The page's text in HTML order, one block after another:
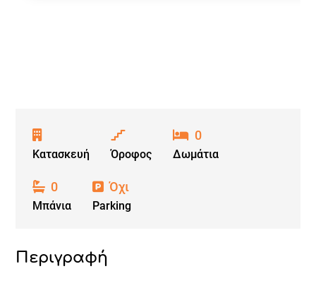
Κατασκευή Όροφος
0
Δωμάτια
0
Μπάνια
Όχι
Parking
Περιγραφή